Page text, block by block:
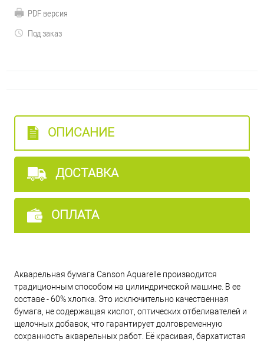
PDF версия
Под заказ
ОПИСАНИЕ
ДОСТАВКА
ОПЛАТА
Акварельная бумага Canson Aquarelle производится
традиционным способом на цилиндрической машине. В ее
составе - 60% хлопка. Это исключительно качественная
бумага, не содержащая кислот, оптических отбеливателей и
щелочных добавок, что гарантирует долговременную
сохранность акварельных работ. Её красивая, бархатистая